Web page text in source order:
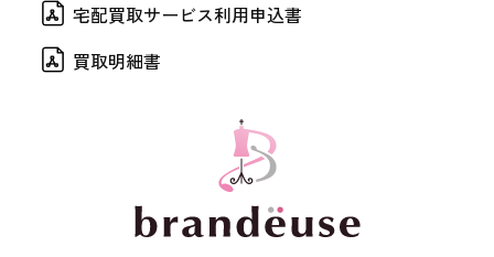
宅配買取サービス利用申込書
買取明細書